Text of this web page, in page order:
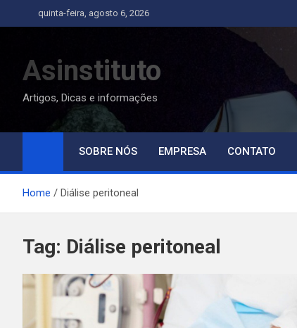
to
quinta-feira, agosto 6, 2026
Asinstituto
Artigos, Dicas e informações
SOBRE NÓS EMPRESA CONTATO
Home Diálise peritoneal
Tag: Diálise peritoneal